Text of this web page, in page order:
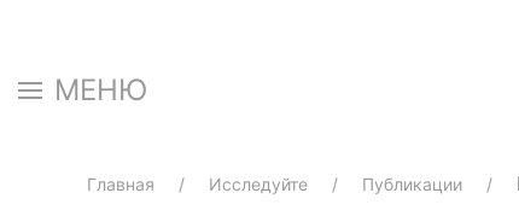
МЕНЮ
Главная Исследуйте Публикации